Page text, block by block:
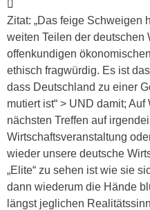
Zitat: „Das feige Schweigen
weiten Teilen der deutschen
offenkundigen
ethisch fragwürdig. Es ist
dass Deutschland zu einer
mutiert ist“ > UND damit;
nächsten Treffen auf
Wirtschaftsveranstaltung
wieder unsere deutsche
„Elite“ zu sehen ist wie sie
dann wiederum die Hände
längst jeglichen